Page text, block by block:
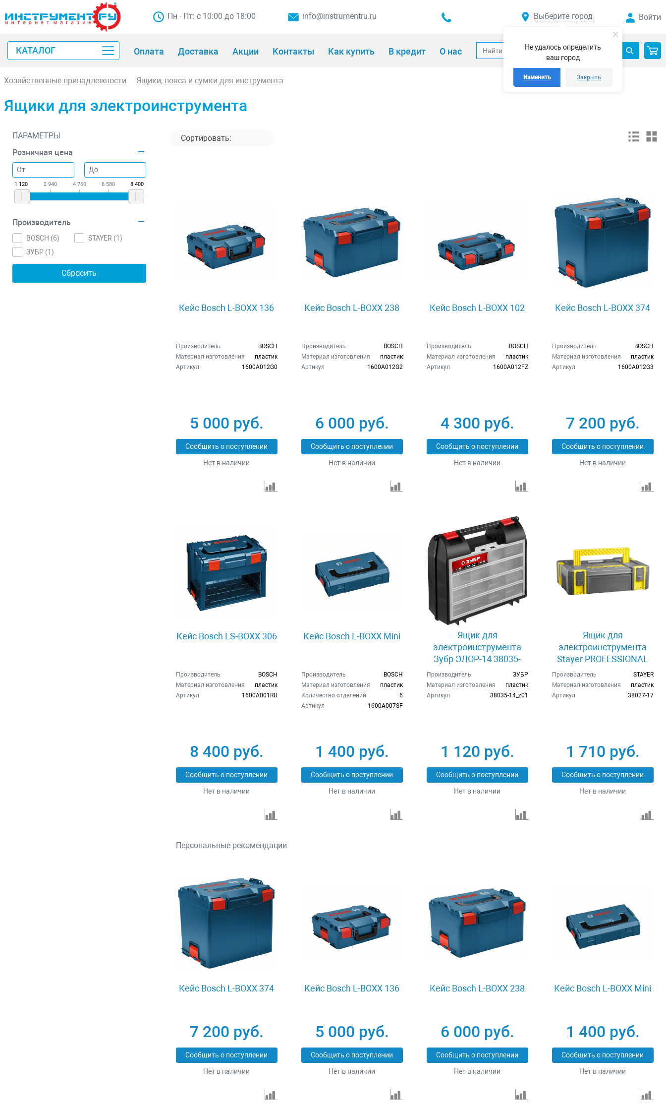
Не удалось определить
ваш город
Изменить Закрыть
Пн - Пт: с 10:00 до 18:00 info@instrumentru.ru Выберите город Войти
КАТАЛОГ Оплата Доставка Акции Контакты Как купить В кредит О нас
Хозяйственные принадлежности Ящики, пояса и сумки для инструмента
Ящики для электроинструмента
ПАРАМЕТРЫ
Розничная цена
1 120 2 940 4 760 6 580 8 400
Производитель
BOSCH (6) STAYER (1)
ЗУБР (1 )
Кейс Bosch L-BOXX 136
Производитель
BOSCH
Материал изготовления
пластик
Артикул
1600A012G0
5 000 руб.
Сообщить о поступлении
Нет в наличии
Кейс Bosch L-BOXX 238
Производитель
BOSCH
Материал изготовления
пластик
Артикул
1600A012G2
6 000 руб.
Сообщить о поступлении
Нет в наличии
Кейс Bosch L-BOXX 102
Производитель
BOSCH
Материал изготовления
пластик
Артикул
1600A012FZ
4 300 руб.
Сообщить о поступлении
Нет в наличии
Кейс Bosch L-BOXX 374
Производитель
BOSCH
Материал изготовления
пластик
Артикул
1600A012G3
7 200 руб.
Сообщить о поступлении
Нет в наличии
Кейс Bosch LS-BOXX 306
Производитель
BOSCH
Материал изготовления
пластик
Артикул
1600A001RU
8 400 руб.
Сообщить о поступлении
Нет в наличии
Кейс Bosch L-BOXX Mini
Производитель
BOSCH
Материал изготовления
пластик
Количество отделений
6
Артикул
1600A007SF
1 400 руб.
Сообщить о поступлении
Нет в наличии
Ящик для
электроинструмента
Зубр ЭЛОР-14 38035-
14_z01
Производитель
ЗУБР
Материал изготовления
пластик
Артикул
38035-14_z01
1 120 руб.
Сообщить о поступлении
Нет в наличии
Ящик для
электроинструмента
Stayer PROFESSIONAL
38027-17
Производитель
STAYER
Материал изготовления
пластик
Артикул
38027-17
1 710 руб.
Сообщить о поступлении
Нет в наличии
Персональные рекомендации
Кейс Bosch L-BOXX 374
7 200 руб.
Сообщить о поступлении
Нет в наличии
Кейс Bosch L-BOXX 136
5 000 руб.
Сообщить о поступлении
Нет в наличии
Кейс Bosch L-BOXX 238
6 000 руб.
Сообщить о поступлении
Нет в наличии
Кейс Bosch L-BOXX Mini
1 400 руб.
Сообщить о поступлении
Нет в наличии